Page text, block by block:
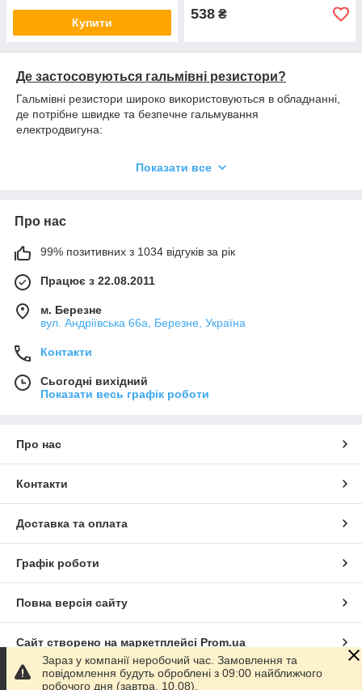
Купити
538 ₴
Де застосовуються гальмівні резистори?
Гальмівні резистори широко використовуються в обладнанні,
де потрібне швидке та безпечне гальмування
електродвигуна:
Частотні перетворювачі
і автоматизовані виробничі лінії.
Конвеєрні та пакувальні системи
моделей різної потужності та опору.
Надійна якість— алюмінієвий корпус забезпечує
Професійна консультація— допоможемо
параметрів вашого частотного перетворювача або
Показати все
Про нас
99% позитивних з 1034 відгуків за рік
Працює з 22.08.2011
м. Березне
вул. Андріївська 66а, Березне, Україна
Контакти
Сьогодні вихідний
Показати весь графік роботи
Про нас
Контакти
Доставка та оплата
Графік роботи
Повна версія сайту
Сайт створено на маркетплейсі Prom.ua
Політика конфіденційності
Зараз у компанії неробочий час. Замовлення та
повідомлення будуть оброблені з 09:00 найближчого
робочого дня (завтра, 10.08).